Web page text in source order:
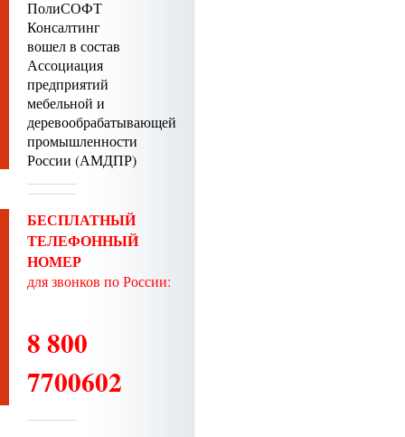
ПолиСОФТ
Консалтинг
вошел в состав
Ассоциация
предприятий
мебельной и
деревообрабатывающей
промышленности
России (АМДПР)
БЕСПЛАТНЫЙ
ТЕЛЕФОННЫЙ
НОМЕР
для звонков по России:
8 800
7700602